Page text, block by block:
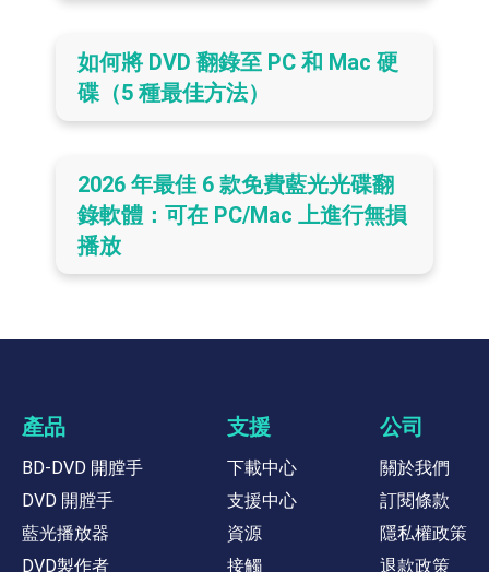
如何將 DVD 翻錄至 PC 和 Mac 硬
碟（5 種最佳方法）
2026 年最佳 6 款免費藍光光碟翻
錄軟體：可在 PC/Mac 上進行無損
播放
產品
BD-DVD 開膛手
DVD 開膛手
藍光播放器
DVD製作者
支援
下載中心
支援中心
資源
接觸
公司
關於我們
訂閱條款
隱私權政策
退款政策